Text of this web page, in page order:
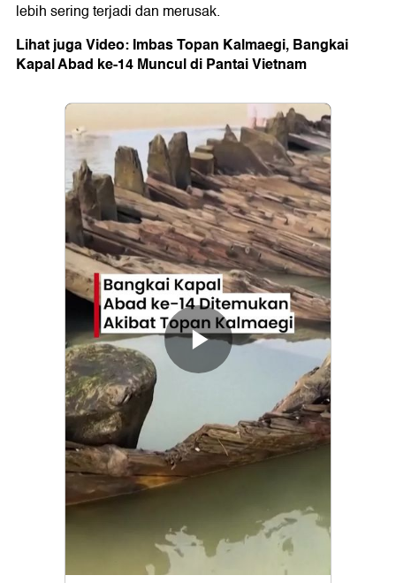
lebih sering terjadi dan merusak.
Lihat juga Video: Imbas Topan Kalmaegi, Bangkai
Kapal Abad ke-14 Muncul di Pantai Vietnam